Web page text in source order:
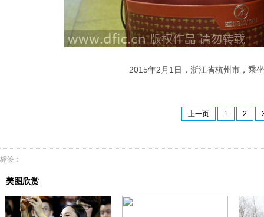
2015年2月1日，浙江省杭州市，乘
上一页 1 2
标签：
美图欣赏